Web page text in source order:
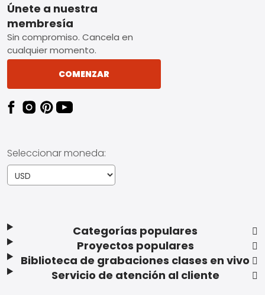
Footer
Categorías populares
Proyectos populares
Biblioteca de grabaciones clases en vivo
Servicio de atención al cliente
Únete a nuestra
membresía
Sin compromiso. Cancela en
cualquier momento.
COMENZAR
Seleccionar moneda: